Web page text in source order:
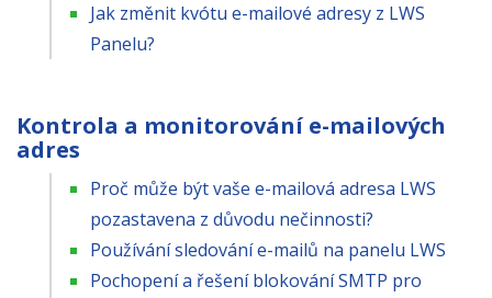
Jak změnit kvótu e-mailové adresy z LWS
Panelu?
Kontrola a monitorování e-mailových
adres
Proč může být vaše e-mailová adresa LWS
pozastavena z důvodu nečinnosti?
Používání sledování e-mailů na panelu LWS
Pochopení a řešení blokování SMTP pro